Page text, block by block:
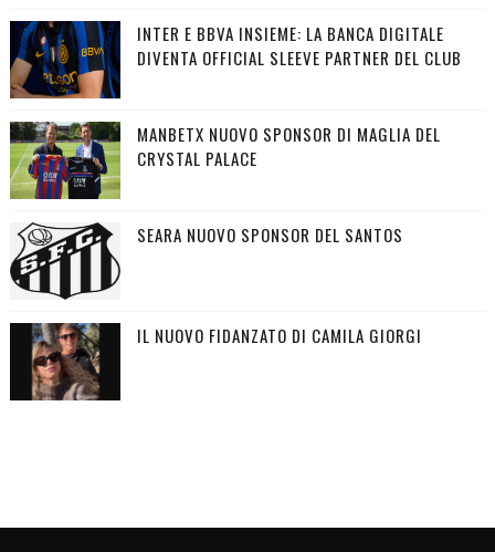
INTER E BBVA INSIEME: LA BANCA DIGITALE
DIVENTA OFFICIAL SLEEVE PARTNER DEL CLUB
MANBETX NUOVO SPONSOR DI MAGLIA DEL
CRYSTAL PALACE
SEARA NUOVO SPONSOR DEL SANTOS
IL NUOVO FIDANZATO DI CAMILA GIORGI